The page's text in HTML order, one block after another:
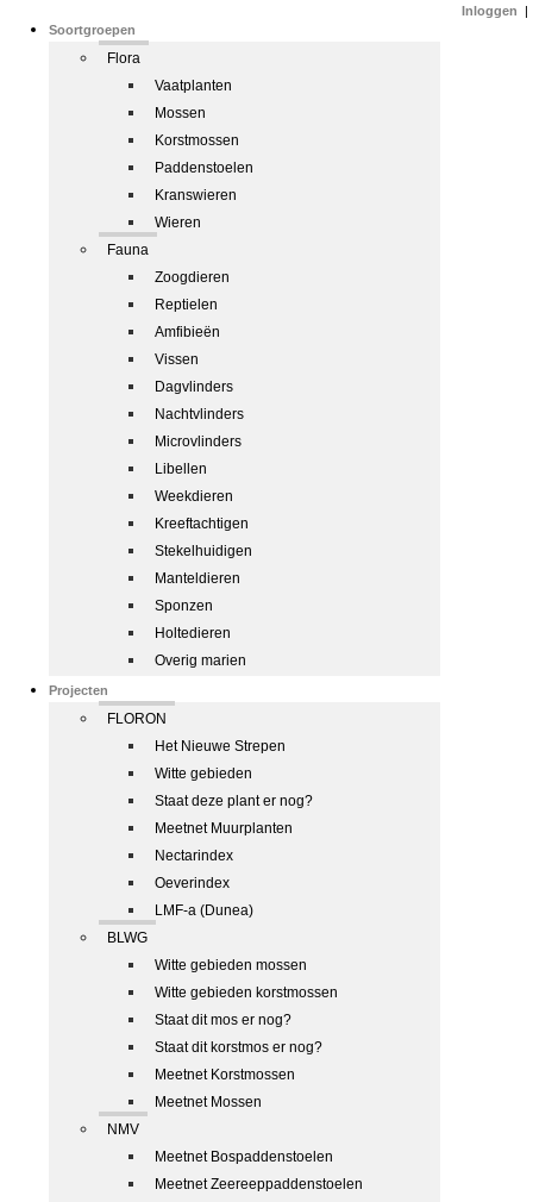
Soortgroepen
Flora
Vaatplanten
Mossen
Korstmossen
Paddenstoelen
Kranswieren
Wieren
Fauna
Zoogdieren
Reptielen
Amfibieën
Vissen
Dagvlinders
Nachtvlinders
Microvlinders
Libellen
Weekdieren
Kreeftachtigen
Stekelhuidigen
Manteldieren
Sponzen
Holtedieren
Overig marien
Projecten
FLORON
Het Nieuwe Strepen
Witte gebieden
Staat deze plant er nog?
Meetnet Muurplanten
Nectarindex
Oeverindex
LMF-a (Dunea)
BLWG
Witte gebieden mossen
Witte gebieden korstmossen
Staat dit mos er nog?
Staat dit korstmos er nog?
Meetnet Korstmossen
Meetnet Mossen
NMV
Meetnet Bospaddenstoelen
Meetnet Zeereeppaddenstoelen
Inloggen |